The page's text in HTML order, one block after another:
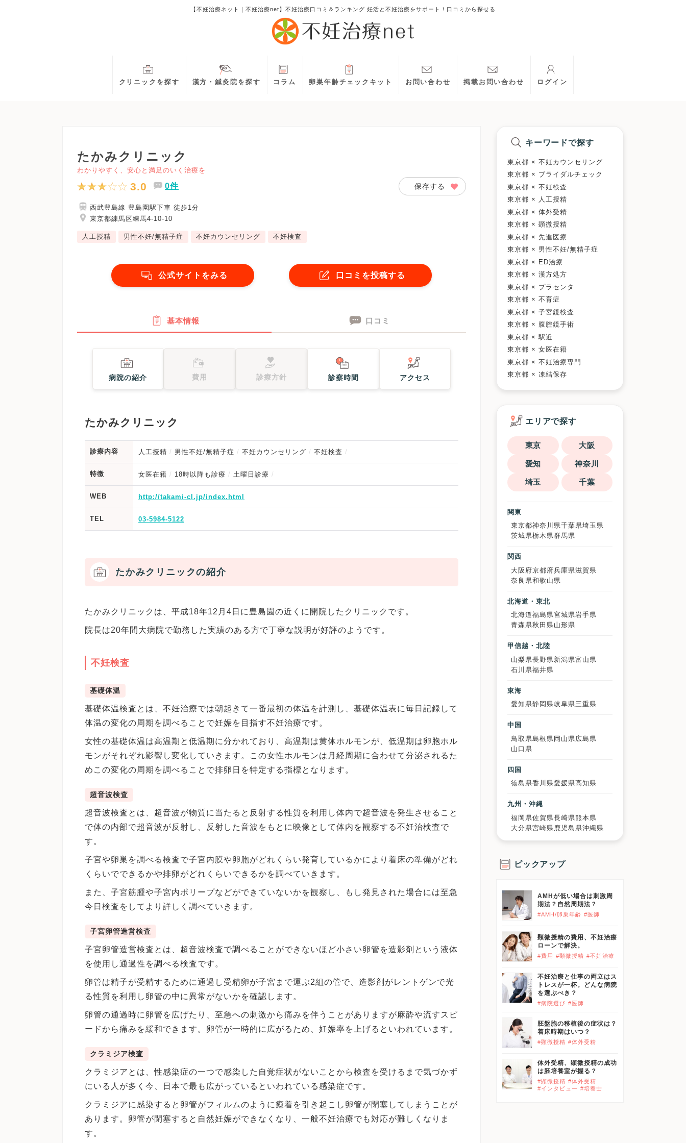
【不妊治療ネット｜不妊治療net】不妊治療口コミ＆ランキング 妊活と不妊治療をサポート！口コミから探せる
クリニックを探す 漢方・鍼灸院を探す コラム 卵巣年齢チェックキット お問い合わせ 掲載お問い合わせ ログイン
たかみクリニック
わかりやすく、安心と満足のいく治療を
3.0 0件 保存する
西武豊島線 豊島園駅下車 徒歩1分
東京都練馬区練馬4-10-10
人工授精 男性不妊/無精子症 不妊カウンセリング 不妊検査
公式サイトをみる 口コミを投稿する
基本情報 口コミ
病院の紹介 費用 診療方針 診察時間 アクセス
たかみクリニック
診療内容 人工授精 男性不妊/無精子症 不妊カウンセリング 不妊検査
特徴 女医在籍 18時以降も診療 土曜日診療
WEB http://takami-cl.jp/index.html
TEL 03-5984-5122
たかみクリニックの紹介
たかみクリニックは、平成18年12月4日に豊島園の近くに開院したクリニックです。
院長は20年間大病院で勤務した実績のある方で丁寧な説明が好評のようです。
不妊検査
基礎体温
基礎体温検査とは、不妊治療では朝起きて一番最初の体温を計測し、基礎体温表に毎日記録して
体温の変化の周期を調べることで妊娠を目指す不妊治療です。
女性の基礎体温は高温期と低温期に分かれており、高温期は黄体ホルモンが、低温期は卵胞ホル
モンがそれぞれ影響し変化していきます。この女性ホルモンは月経周期に合わせて分泌されるた
めこの変化の周期を調べることで排卵日を特定する指標となります。
超音波検査
超音波検査とは、超音波が物質に当たると反射する性質を利用し体内で超音波を発生させること
で体の内部で超音波が反射し、反射した音波をもとに映像として体内を観察する不妊治検査で
す。
子宮や卵巣を調べる検査で子宮内膜や卵胞がどれくらい発育しているかにより着床の準備がどれ
くらいでできるかや排卵がどれくらいできるかを調べていきます。
また、子宮筋腫や子宮内ポリープなどができていないかを観察し、もし発見された場合には至急
今日検査をしてより詳しく調べていきます。
子宮卵管造営検査
子宮卵管造営検査とは、超音波検査で調べることができないほど小さい卵管を造影剤という液体
を使用し通過性を調べる検査です。
卵管は精子が受精するために通過し受精卵が子宮まで運ぶ2組の管で、造影剤がレントゲンで光
る性質を利用し卵管の中に異常がないかを確認します。
卵管の通過時に卵管を広げたり、至急への刺激から痛みを伴うことがありますが麻酔や流すスピ
ードから痛みを緩和できます。卵管が一時的に広がるため、妊娠率を上げるといわれています。
クラミジア検査
クラミジアとは、性感染症の一つで感染した自覚症状がないことから検査を受けるまで気づかず
にいる人が多く今、日本で最も広がっているといわれている感染症です。
クラミジアに感染すると卵管がフィルムのように癒着を引き起こし卵管が閉塞してしまうことが
あります。卵管が閉塞すると自然妊娠ができなくなり、一般不妊治療でも対応が難しくなりま
す。
キーワードで探す
東京都 × 不妊カウンセリング
東京都 × ブライダルチェック
東京都 × 不妊検査
東京都 × 人工授精
東京都 × 体外受精
東京都 × 顕微授精
東京都 × 先進医療
東京都 × 男性不妊/無精子症
東京都 × ED治療
東京都 × 漢方処方
東京都 × プラセンタ
東京都 × 不育症
東京都 × 子宮鏡検査
東京都 × 腹腔鏡手術
東京都 × 駅近
東京都 × 女医在籍
東京都 × 不妊治療専門
東京都 × 凍結保存
エリアで探す
東京 大阪
愛知 神奈川
埼玉 千葉
関東
東京都神奈川県千葉県埼玉県
茨城県栃木県群馬県
関西
大阪府京都府兵庫県滋賀県
奈良県和歌山県
北海道・東北
北海道福島県宮城県岩手県
青森県秋田県山形県
甲信越・北陸
山梨県長野県 新潟県富山県
石川県福井県
東海
愛知県静岡県岐阜県三重県
中国
鳥取県島根県 岡山県 広島県
山口県
四国
徳島県香川県愛媛県高知県
九州・沖縄
福岡県佐賀県長崎県 熊本県
大分県宮崎県 鹿児島県沖縄県
ピックアップ
AMHが低い場合は刺激周
期法？自然周期法？
#AMH/卵巣年齢 #医師
顕微授精の費用、不妊治療
ローンで解決。
#費用 #顕微授精 #不妊治療
不妊治療と仕事の両立はス
トレスが一杯。どんな病院
を選ぶべき？
#病院選び #医師
胚盤胞の移植後の症状は？
着床時期はいつ？
#顕微授精 #体外受精
体外受精、顕微授精の成功
は胚培養室が握る？
#顕微授精 #体外受精
#インタビュー #培養士